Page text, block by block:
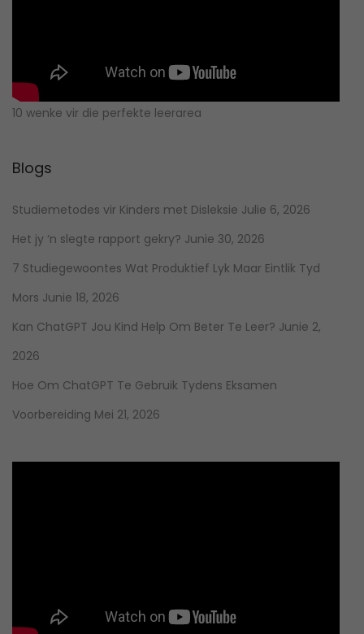
10 wenke vir die perfekte leerarea
Blogs
Studiemetodes vir Kinders met Disleksie Julie 6, 2026
Het jy ‘n slegte rapport gekry? Junie 30, 2026
7 Studiegewoontes Wat Produktief Lyk Maar Eintlik Tyd
Mors Junie 18, 2026
Kan ChatGPT Jou Kind Help Om Beter Te Leer? Junie 2,
2026
Hoe Om ChatGPT Te Gebruik Tydens Eksamen
Voorbereiding Mei 21, 2026